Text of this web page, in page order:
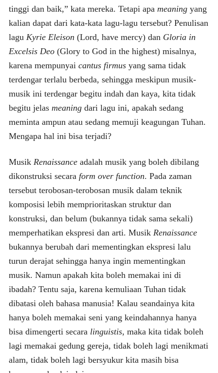
tinggi dan baik,” kata mereka. Tetapi apa meaningyang
kalian dapat dari kata-kata lagu-lagu tersebut? Penulisan
lagu Kyrie Eleison (Lord, have mercy) dan Gloria in
Excelsis Deo(Glory to God in the highest) misalnya,
karena mempunyai cantus firmusyang sama tidak
terdengar terlalu berbeda, sehingga meskipun musik-
musik ini terdengar begitu indah dan kaya, kita tidak
begitu jelas meaningdari lagu ini, apakah sedang
meminta ampun atau sedang memuji keagungan Tuhan.
Mengapa hal ini bisa terjadi?
Musik Renaissanceadalah musik yang boleh dibilang
dikonstruksi secara form over function. Pada zaman
tersebut terobosan-terobosan musik dalam teknik
komposisi lebih memprioritaskan struktur dan
konstruksi, dan belum (bukannya tidak sama sekali)
memperhatikan ekspresi dan arti. Musik Renaissance
bukannya berubah dari mementingkan ekspresi lalu
turun derajat sehingga hanya ingin mementingkan
musik. Namun apakah kita boleh memakai ini di
ibadah? Tentu saja, karena kemuliaan Tuhan tidak
dibatasi oleh bahasa manusia! Kalau seandainya kita
hanya boleh memakai seni yang keindahannya hanya
bisa dimengerti secara linguistis, maka kita tidak boleh
lagi memakai gedung gereja, tidak boleh lagi menikmati
alam, tidak boleh lagi bersyukur kita masih bisa